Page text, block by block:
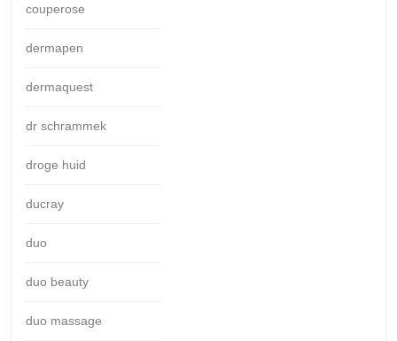
couperose
dermapen
dermaquest
dr schrammek
droge huid
ducray
duo
duo beauty
duo massage